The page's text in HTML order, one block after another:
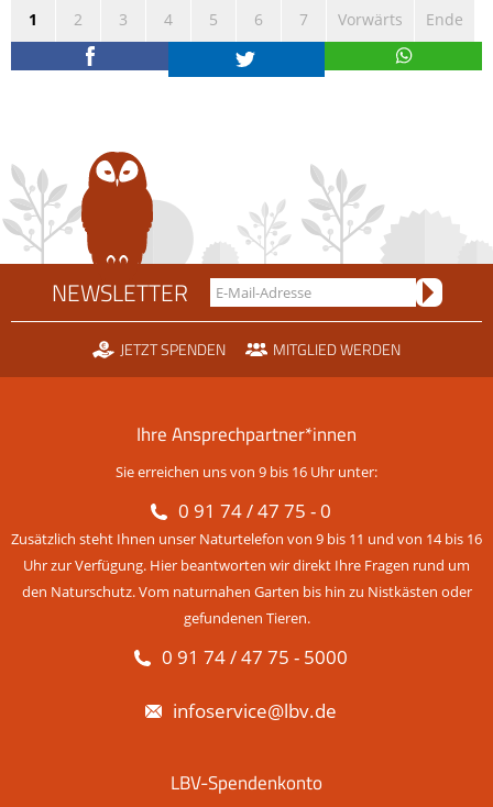
1 2 3 4 5 6 7 Vorwärts Ende
NEWSLETTER
JETZT SPENDEN MITGLIED WERDEN
Ihre Ansprechpartner*innen
Sie erreichen uns von 9 bis 16 Uhr unter:
0 91 74 / 47 75 - 0
Zusätzlich steht Ihnen unser Naturtelefon von 9 bis 11 und von 14 bis 16
Uhr zur Verfügung. Hier beantworten wir direkt Ihre Fragen rund um
den Naturschutz. Vom naturnahen Garten bis hin zu Nistkästen oder
gefundenen Tieren.
0 91 74 / 47 75 - 5000
infoservice@lbv.de
LBV-Spendenkonto